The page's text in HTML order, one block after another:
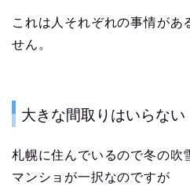
これは人それぞれの事情があ
せん。
大きな間取りはいらない
札幌に住んでいるので冬の吹
マンショが一択なのですが